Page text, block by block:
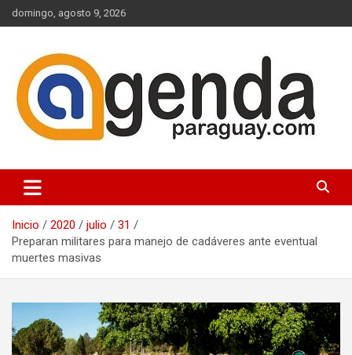
Saltar
al
domingo, agosto 9, 2026
Agenda Paraguay
Inicio 2020 julio
31
Preparan militares para manejo de cadáveres ante eventual
muertes masivas